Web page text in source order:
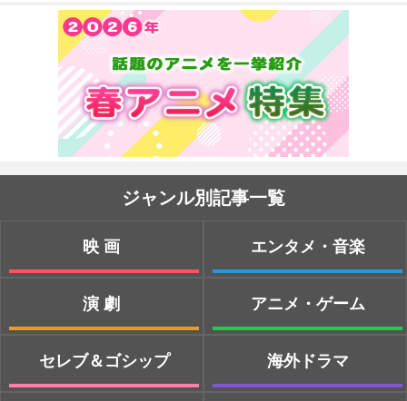
ジャンル別記事一覧
映画
演劇
セレブ＆ゴシップ
エンタメ・音楽
アニメ・ゲーム
海外ドラマ